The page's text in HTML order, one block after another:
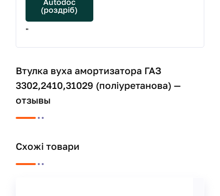
Autodoc
(роздріб)
"
Втулка вуха амортизатора ГАЗ
3302,2410,31029 (поліуретанова) —
отзывы
Схожі товари